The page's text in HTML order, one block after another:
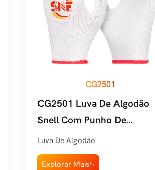
CG2501
CG2501 Luva De Algodão
Snell Com Punho De
Proteção
Luva De Algodão
Explorar Mais